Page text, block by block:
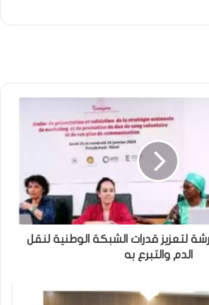
لتعزيز قدرات الشبكة الوطنية لنقل
الدم والتبرع به